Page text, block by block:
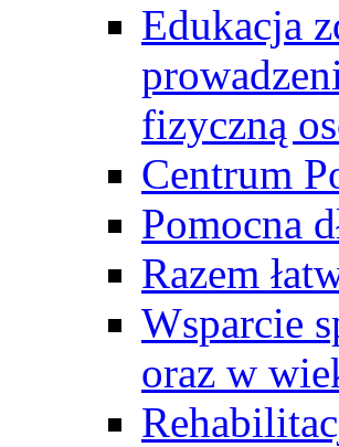
Edukacja
fizyczną
Centrum
Pomocna
Razem
Wsparcie
oraz w